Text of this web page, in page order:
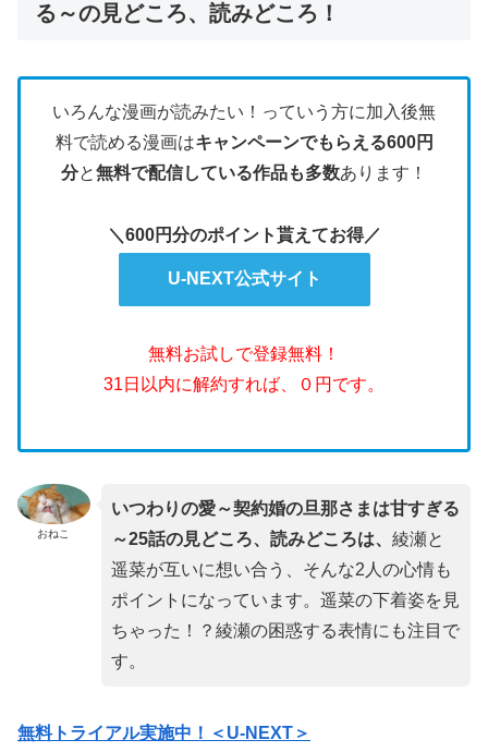
る～の見どころ、読みどころ！
いろんな漫画が読みたい！っていう方に加入後無
料で読める漫画はキャンペーンでもらえる600円
分と無料で配信している作品も多数あります！
＼600円分のポイント貰えてお得／
U-NEXT公式サイト
無料お試しで登録無料！
31日以内に解約すれば、０円です。
おねこ
いつわりの愛～契約婚の旦那さまは甘すぎる
～25話の見どころ、読みどころは、 綾瀬と
遥菜が互いに想い合う、そんな2人の心情も
ポイントになっています。遥菜の下着姿を見
ちゃった！？綾瀬の困惑する表情にも注目で
す。
無料トライアル実施中！＜U-NEXT＞